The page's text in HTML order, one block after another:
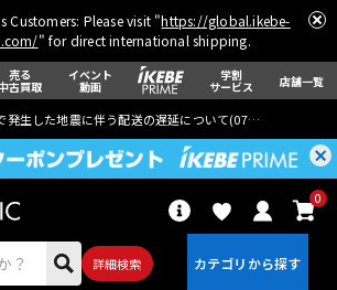
Customers: Please visit "https://global.ikebe-
" for direct international shipping.
売る
古買取
イベント
動画
学割
サービス 店舗一覧
発生した地震に伴う配送の遅延について(07月29日
詳細検索
0